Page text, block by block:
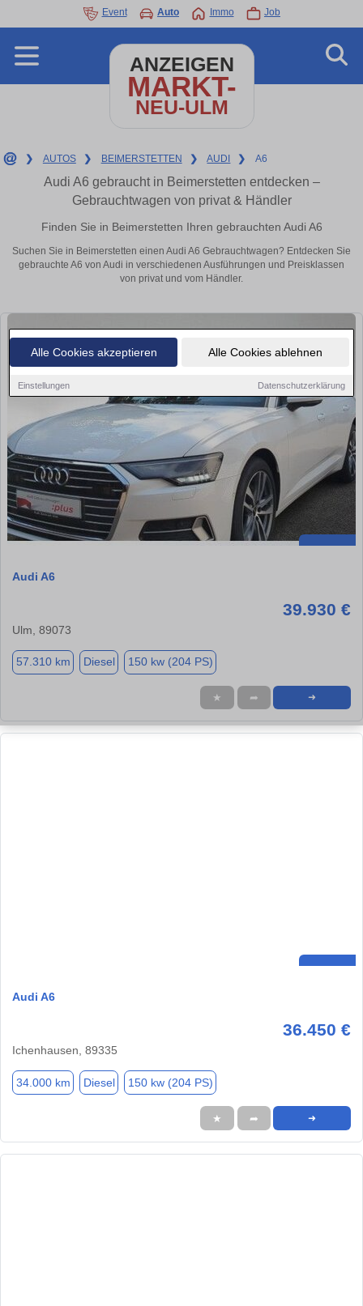
Alle Cookies akzeptieren Alle Cookies ablehnen
Einstellungen Datenschutzerklärung
Event Auto Immo Job
ANZEIGEN
MARKT-
NEU-ULM
❯ AUTOS ❯ BEIMERSTETTEN ❯ AUDI ❯ A6
Audi A6 gebraucht in Beimerstetten entdecken –
Gebrauchtwagen von privat & Händler
Finden Sie in Beimerstetten Ihren gebrauchten Audi A6
Suchen Sie in Beimerstetten einen Audi A6 Gebrauchtwagen? Entdecken Sie
gebrauchte A6 von Audi in verschiedenen Ausführungen und Preisklassen
von privat und vom Händler.
Audi A6
39.930 €
Ulm, 89073
57.310 km Diesel 150 kw (204 PS)
★ ➦ ➜
Audi A6
36.450 €
Ichenhausen, 89335
34.000 km Diesel 150 kw (204 PS)
★ ➦ ➜